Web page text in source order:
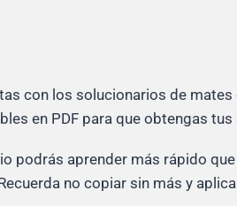
con los solucionarios de mates
en PDF para que obtengas
podrás aprender más rápido
no copiar sin más y